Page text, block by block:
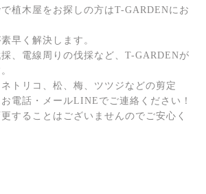
植木屋をお探しの方はT-GARDENにお
早く解決します。
、電線周りの伐採など、T-GARDENが
トリコ、松、梅、ツツジなどの剪定
電話・メールLINEでご連絡ください！
することはございませんのでご安心く